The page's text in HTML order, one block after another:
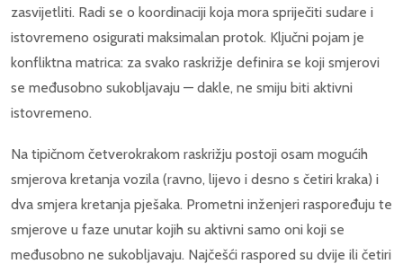
zasvijetliti. Radi se o koordinaciji koja mora spriječiti sudare i
istovremeno osigurati maksimalan protok. Ključni pojam je
konfliktna matrica: za svako raskrižje definira se koji smjerovi
se međusobno sukobljavaju — dakle, ne smiju biti aktivni
istovremeno.
Na tipičnom četverokrakom raskrižju postoji osam mogućih
smjerova kretanja vozila (ravno, lijevo i desno s četiri kraka) i
dva smjera kretanja pješaka. Prometni inženjeri raspoređuju te
smjerove u faze unutar kojih su aktivni samo oni koji se
međusobno ne sukobljavaju. Najčešći raspored su dvije ili četiri